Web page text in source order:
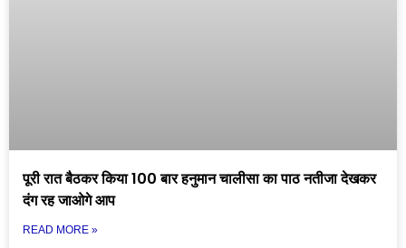
पूरी रात बैठकर किया 100 बार हनुमान चालीसा का पाठ नतीजा देखकर
दंग रह जाओगे आप
READ MORE »